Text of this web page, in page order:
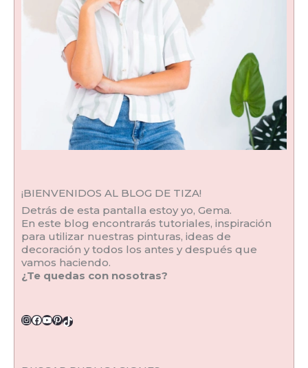
¡BIENVENIDOS AL BLOG DE TIZA!
Detrás de esta pantalla estoy yo, Gema.
En este blog encontrarás tutoriales, inspiración
para utilizar nuestras pinturas, ideas de
decoración y todos los antes y después que
vamos haciendo.
¿Te quedas con nosotras?